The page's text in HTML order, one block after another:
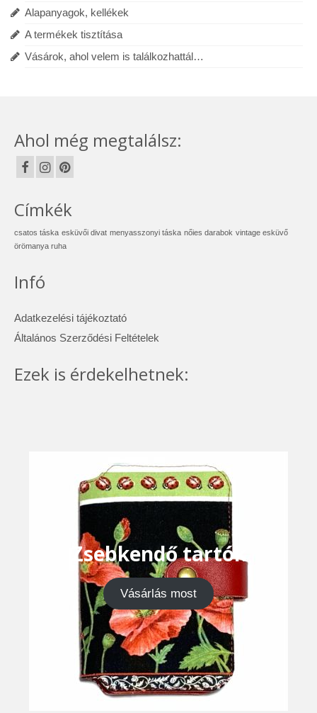
Alapanyagok, kellékek
A termékek tisztítása
Vásárok, ahol velem is találkozhattál…
Ahol még megtalálsz:
Címkék
csatos táska esküvői divat menyasszonyi táska nőies darabok vintage esküvő
örömanya ruha
Infó
Adatkezelési tájékoztató
Általános Szerződési Feltételek
Ezek is érdekelhetnek:
Zsebkendő tartók
Vásárlás most